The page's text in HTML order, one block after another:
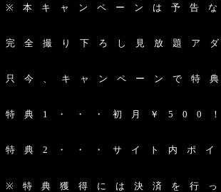
※ 本 キ ャ ン ペ ー ン は 予 告
完 全 撮 り 下 ろ し 見 放 題 ア
只 今 、 キ ャ ン ペ ー ン で 特
特 典 1 ・ ・ ・ 初 月 ￥ 5 0 0 ！
特 典 2 ・ ・ ・ サ イ ト 内 ポ
※ 特 典 獲 得 に は 決 済 を 行